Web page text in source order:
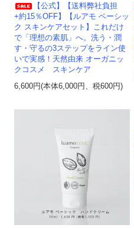
【公式】【送料弊社負担
+約15％OFF】【ルアモ ベーシッ
ク スキンケアセット】これだけ
で「理想の素肌」へ。洗う・潤
す・守るの3ステップをライン使
いで実感！天然由来 オーガニッ
クコスメ スキンケア
6,600円(本体6,000円、税600円)